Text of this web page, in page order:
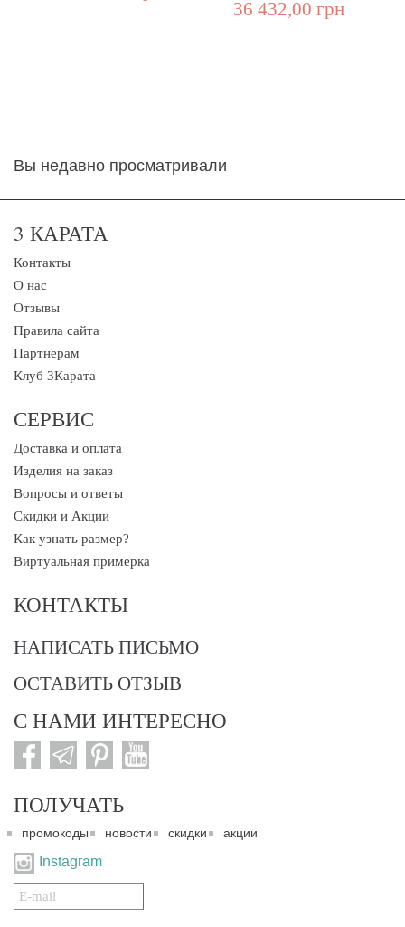
36 432,00 грн
Вы недавно просматривали
3 КАРАТА
Контакты
О нас
Отзывы
Правила сайта
Партнерам
Клуб 3Карата
СЕРВИС
Доставка и оплата
Изделия на заказ
Вопросы и ответы
Скидки и Акции
Как узнать размер?
Виртуальная примерка
КОНТАКТЫ
НАПИСАТЬ ПИСЬМО
ОСТАВИТЬ ОТЗЫВ
С НАМИ ИНТЕРЕСНО
ПОЛУЧАТЬ
промокоды новости скидки акции
Instagram
Подписаться
на